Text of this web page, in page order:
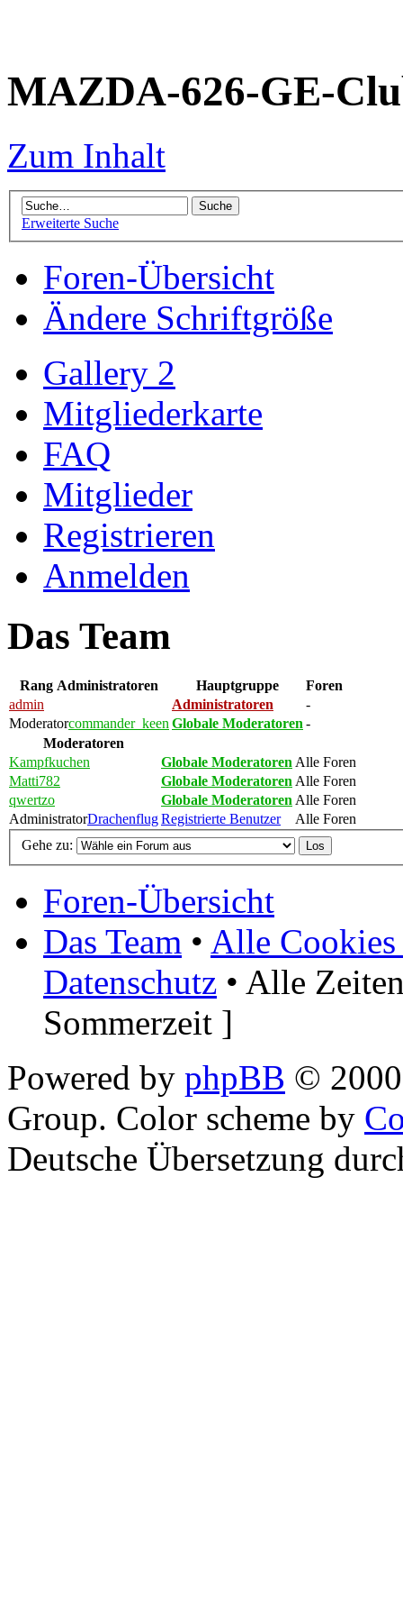
MAZDA-626-GE-
Zum Inhalt
Erweiterte Suche
Foren-Übersicht
Ändere Schriftgröße
Gallery 2
Mitgliederkarte
FAQ
Mitglieder
Registrieren
Anmelden
Das Team
Rang Administratoren Hauptgruppe
Foren
admin
Administratoren
-
Moderatorcommander_keen Globale Moderatoren -
Moderatoren
Kampfkuchen
Globale Moderatoren Alle Foren
Matti782
Globale Moderatoren Alle Foren
qwertzo
Globale Moderatoren Alle Foren
AdministratorDrachenflugRegistrierte Benutzer
Alle Foren
Gehe zu:
Foren-Übersicht
Das Team • Alle Cookies
Datenschutz • Alle
Sommerzeit ]
Powered by phpBB ©
Group. Color scheme by
Deutsche Übersetzung